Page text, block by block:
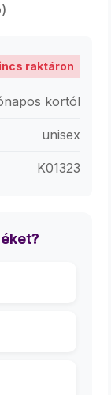
raktáron
kortól
unisex
K01323